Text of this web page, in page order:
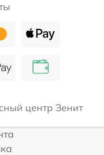
центр Зенит